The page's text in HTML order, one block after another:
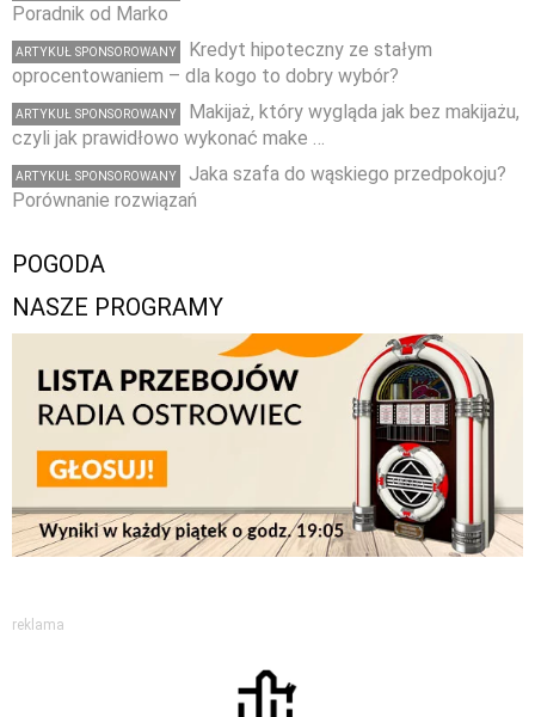
Poradnik od Marko
ARTYKUŁ SPONSOROWANY
Kredyt hipoteczny ze stałym
oprocentowaniem – dla kogo to dobry wybór?
ARTYKUŁ SPONSOROWANY
Makijaż, który wygląda jak bez makijażu,
czyli jak prawidłowo wykonać make …
ARTYKUŁ SPONSOROWANY
Jaka szafa do wąskiego przedpokoju?
Porównanie rozwiązań
POGODA
NASZE PROGRAMY
reklama